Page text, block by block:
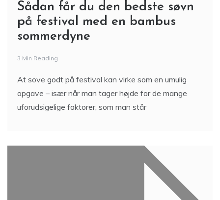
Sådan får du den bedste søvn
på festival med en bambus
sommerdyne
3 Min Reading
At sove godt på festival kan virke som en umulig
opgave – især når man tager højde for de mange
uforudsigelige faktorer, som man står